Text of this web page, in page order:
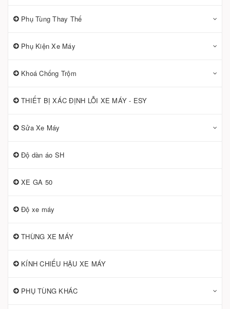
Phụ Tùng Thay Thế
Phụ Kiện Xe Máy
Khoá Chống Trộm
THIẾT BỊ XÁC ĐỊNH LỖI XE MÁY - ESY
Sửa Xe Máy
Độ dàn áo SH
XE GA 50
Độ xe máy
THÙNG XE MÁY
KÍNH CHIẾU HẬU XE MÁY
PHỤ TÙNG KHÁC